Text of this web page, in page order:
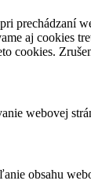
prechádzaní
aj cookies
cookies.
webovej
obsahu